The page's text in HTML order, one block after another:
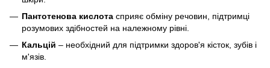
Пантотенова кислота сприяє обміну речовин, підтримці
розумових здібностей на належному рівні.
Кальцій – необхідний для підтримки здоров'я кісток, зубів і
м'язів.